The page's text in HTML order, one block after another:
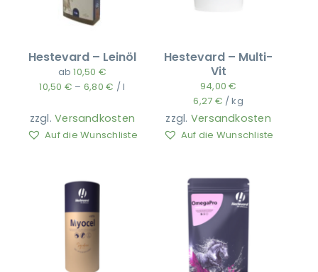
Hestevard – Leinöl
ab10,50 €
10,50 € – 6,80€ /l
zzgl.Versandkosten
Auf die Wunschliste
Hestevard – Multi-
Vit
94,00€
6,27 € /kg
zzgl. Versandkosten
Auf die Wunschliste